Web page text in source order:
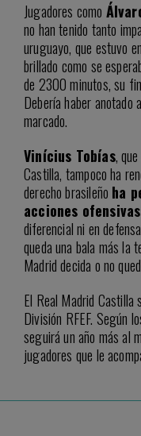
Jugadores como
no han tenido tanto
uruguayo, que estuvo
brillado como se
de 2300 minutos, su
Debería haber anotado
marcado.
Vinícius Tobías,
Castilla, tampoco ha
derecho brasileño ha
acciones ofensivas
diferencial ni en
queda una bala más la
Madrid decida o no
El Real Madrid Castilla
División RFEF. Según
seguirá un año más al
jugadores que le